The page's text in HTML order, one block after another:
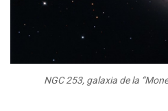
NGC 253, galaxia de la